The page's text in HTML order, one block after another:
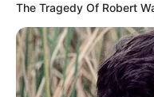
The Tragedy Of Robert